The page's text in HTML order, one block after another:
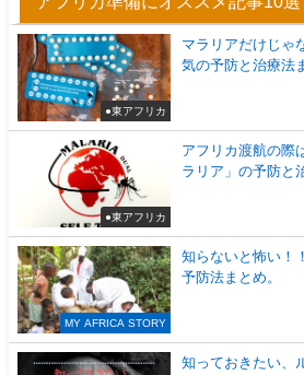
●東アフリカ
マラリアだけじゃ
気の予防と治療法
●東アフリカ
アフリカ渡航の際
ラリア」の予防と
MY AFRICA STORY
知らないと怖い！
予防法まとめ。
知っておきたい、